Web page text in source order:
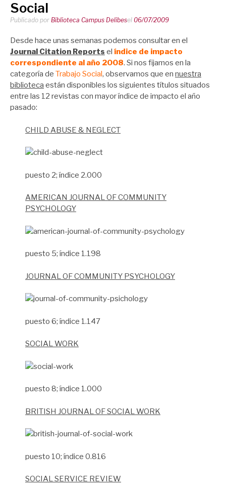
Social
Publicado por Biblioteca Campus Delibesel 06/07/2009
Desde hace unas semanas podemos consultar en el
Journal Citation Reports el índice de impacto
correspondiente al año 2008. Si nos fijamos en la
categoría de Trabajo Social, observamos que en nuestra
biblioteca están disponibles los siguientes títulos situados
entre las 12 revistas con mayor índice de impacto el año
pasado:
CHILD ABUSE & NEGLECT
puesto 2; índice 2.000
AMERICAN JOURNAL OF COMMUNITY
PSYCHOLOGY
puesto 5; índice 1.198
JOURNAL OF COMMUNITY PSYCHOLOGY
puesto 6; índice 1.147
SOCIAL WORK
puesto 8; índice 1.000
BRITISH JOURNAL OF SOCIAL WORK
puesto 10; índice 0.816
SOCIAL SERVICE REVIEW